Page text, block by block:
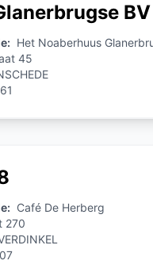
BV
Het Noaberhuus
45
Café De Herberg
270